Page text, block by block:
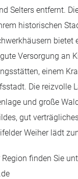
Selters entfernt.
historischen
bietet
Versorgung an
einem
Die reizvolle
und große
gut
Weiher lädt
finden Sie